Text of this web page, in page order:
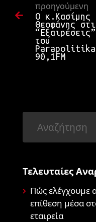
προηγούμενη
Ο κ.Κασίμης
Θεοφάνης
“Εξαιρέσεις”
του
Parapolitika
90,1FM
Τελευταίες
Πώς ελέγχουμε
επίθεση μέσα
εταιρεία